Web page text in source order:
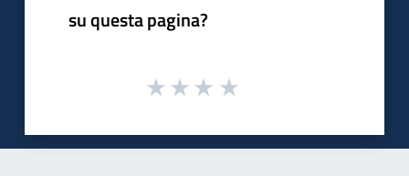
su questa pagina?